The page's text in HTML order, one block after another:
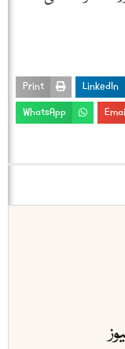
LinkedIn
Print
WhatsApp